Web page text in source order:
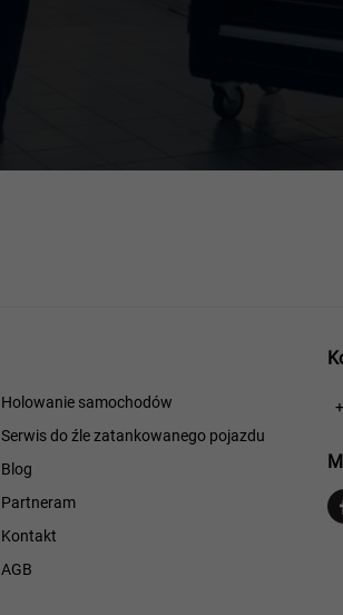
Holowanie samochodów
Serwis do źle zatankowanego pojazdu
Blog
Partneram
Kontakt
AGB